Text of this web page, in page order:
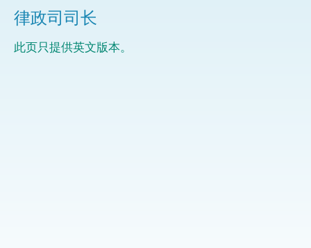
律政司司长
此页只提供英文版本。